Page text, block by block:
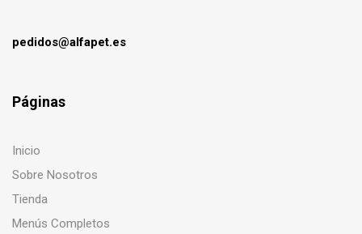
pedidos@alfapet.es
Páginas
Inicio
Sobre Nosotros
Tienda
Menús Completos